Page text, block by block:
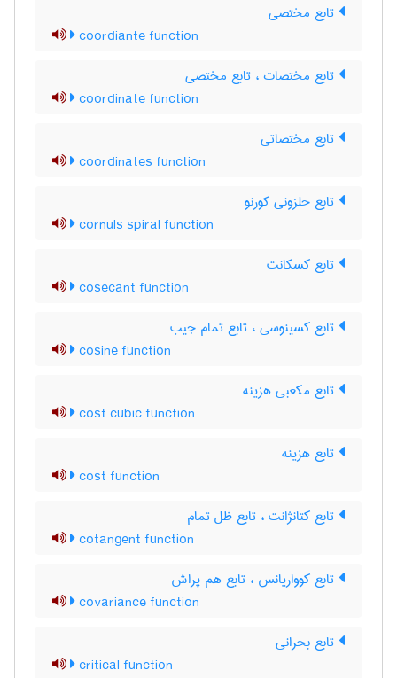
تابع مختصی
coordiante function
تابع مختصات ، تابع مختصی
coordinate function
تابع مختصاتی
coordinates function
تابع حلزونی کورنو
cornuls spiral function
تابع کسکانت
cosecant function
تابع کسینوسی ، تابع تمام جیب
cosine function
تابع مکعبی هزینه
cost cubic function
تابع هزینه
cost function
تابع کتانژانت ، تابع ظل تمام
cotangent function
تابع کوواریانس ، تابع هم پراش
covariance function
تابع بحرانی
critical function